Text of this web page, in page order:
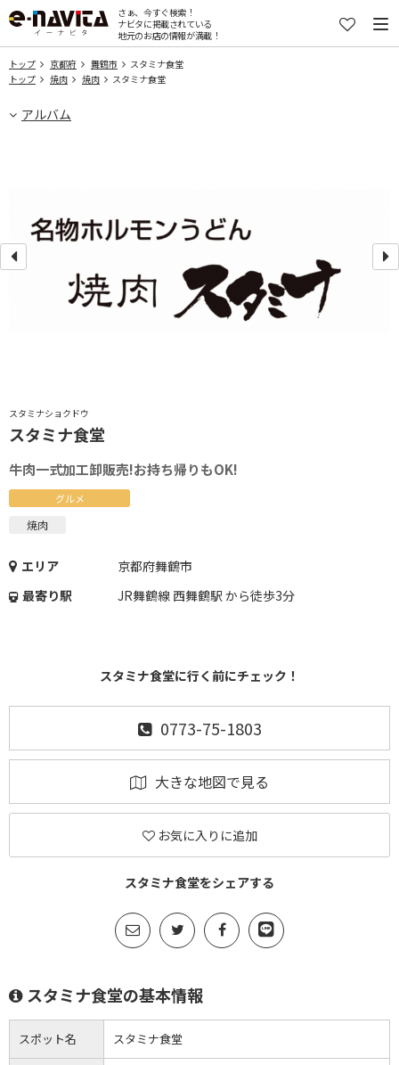
さぁ、今すぐ検索！
ナビタに掲載されている
地元のお店の情報が満載！
トップ 京都府 舞鶴市
スタミナ食堂
トップ
焼肉 焼肉 スタミナ食堂
アルバム
スタミナショクドウ
スタミナ食堂
牛肉一式加工卸販売!お持ち帰りもOK!
グルメ
焼肉
エリア
京都府舞鶴市
最寄り駅
JR舞鶴線 西舞鶴駅 から徒歩3分
スタミナ食堂に行く前にチェック！
0773-75-1803
大きな地図で見る
お気に入りに追加
スタミナ食堂をシェアする
スタミナ食堂の基本情報
スポット名 スタミナ食堂